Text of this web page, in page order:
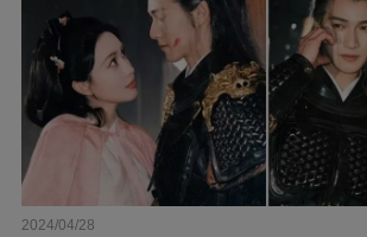
2024/04/28